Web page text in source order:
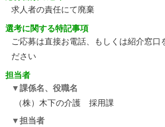
求人者の責任にて廃棄
選考に関する特記事項
ご応募は直接お電話、もしくは紹介窓口
ださい
担当者
課係名、役職名
（株）木下の介護 採用課
担当者